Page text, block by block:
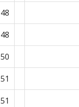
48
48
50
51
51